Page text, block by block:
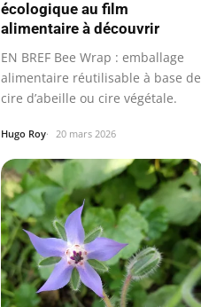
écologique au film
alimentaire à découvrir
EN BREF Bee Wrap : emballage
alimentaire réutilisable à base de
cire d’abeille ou cire végétale.
Hugo Roy 20 mars 2026